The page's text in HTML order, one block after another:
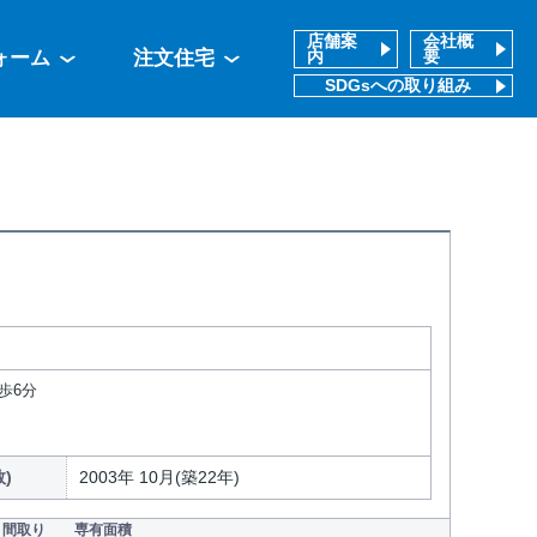
ーム 注文住宅
店舗案
内
会社概
要
SDGsへの取り組み
6分
) 2003年 10月(築22年)
間取り 専有面積